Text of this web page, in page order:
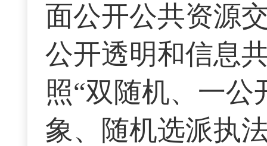
面公开公共资源
公开透明和信息
照“双随机、一
象、随机选派执